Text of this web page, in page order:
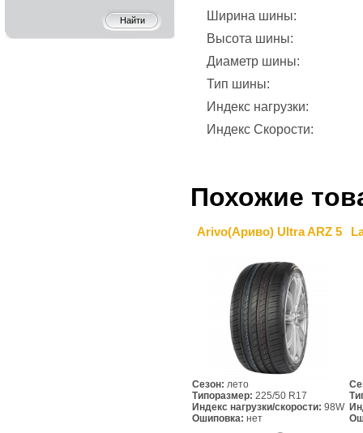
Ширина шины:
Высота шины:
Диаметр шины:
Тип шины:
Индекс нагрузки:
Индекс Скорости:
Похожие
Arivo(Ариво) Ultra ARZ 5
Сезон: лето
Типоразмер: 225/50 R17
Индекс нагрузки/скорости: 98W
Ошиповка: нет